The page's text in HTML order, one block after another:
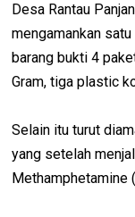
Desa Rantau
mengamankan
barang bukti 4
Gram, tiga plastic
Selain itu turut
yang setelah
Methamphetamine